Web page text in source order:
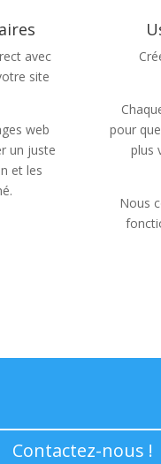
avec
site
web
un juste
et les
pour
plus
Nous
Contactez-nous !